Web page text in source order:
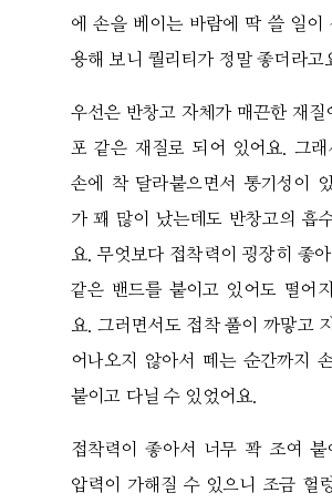
에 손을 베이는 바람에 딱 쓸 일이
용해 보니 퀄리티가 정말 좋더라고
우선은 반창고 자체가 매끈한 재질
포 같은 재질로 되어 있어요. 그래
손에 착 달라붙으면서 통기성이
가 꽤 많이 났는데도 반창고의 흡
요. 무엇보다 접착력이 굉장히 좋
같은 밴드를 붙이고 있어도 떨어
요. 그러면서도 접착 풀이 까맣고
어나오지 않아서 떼는 순간까지
붙이고 다닐 수 있었어요.
접착력이 좋아서 너무 꽉 조여 붙
압력이 가해질 수 있으니 조금 헐